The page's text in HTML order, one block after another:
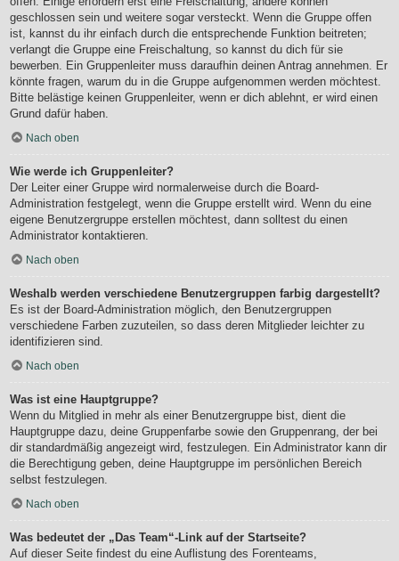
geschlossen sein und weitere sogar versteckt. Wenn die Gruppe offen
ist, kannst du ihr einfach durch die entsprechende Funktion beitreten;
verlangt die Gruppe eine Freischaltung, so kannst du dich für sie
bewerben. Ein Gruppenleiter muss daraufhin deinen Antrag annehmen. Er
könnte fragen, warum du in die Gruppe aufgenommen werden möchtest.
Bitte belästige keinen Gruppenleiter, wenn er dich ablehnt, er wird einen
Grund dafür haben.
Nach oben
Wie werde ich Gruppenleiter?
Der Leiter einer Gruppe wird normalerweise durch die Board-
Administration festgelegt, wenn die Gruppe erstellt wird. Wenn du eine
eigene Benutzergruppe erstellen möchtest, dann solltest du einen
Administrator kontaktieren.
Nach oben
Weshalb werden verschiedene Benutzergruppen farbig dargestellt?
Es ist der Board-Administration möglich, den Benutzergruppen
verschiedene Farben zuzuteilen, so dass deren Mitglieder leichter zu
identifizieren sind.
Nach oben
Was ist eine Hauptgruppe?
Wenn du Mitglied in mehr als einer Benutzergruppe bist, dient die
Hauptgruppe dazu, deine Gruppenfarbe sowie den Gruppenrang, der bei
dir standardmäßig angezeigt wird, festzulegen. Ein Administrator kann dir
die Berechtigung geben, deine Hauptgruppe im persönlichen Bereich
selbst festzulegen.
Nach oben
Was bedeutet der „Das Team“-Link auf der Startseite?
Auf dieser Seite findest du eine Auflistung des Forenteams,